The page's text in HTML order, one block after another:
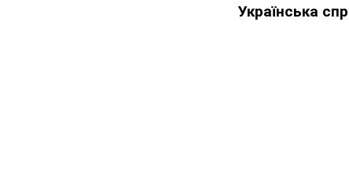
Українська